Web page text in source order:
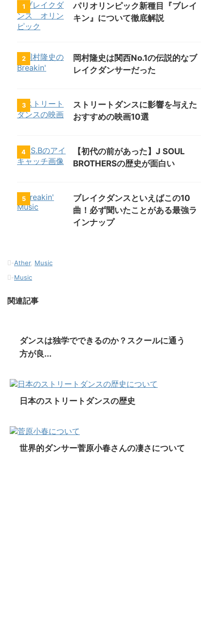
1
パリオリンピック新種目『ブレイ
キン』について徹底解説
2
岡村隆史は関西No.1の伝説的なブ
レイクダンサーだった
3
ストリートダンスに影響を与えた
おすすめの映画10選
4
【初代の前があった】J SOUL
BROTHERSの歴史が面白い
5
ブレイクダンスといえばこの10
曲！必ず聞いたことがある最強ラ
インナップ
-Ather, Music
-Music
関連記事
ダンスは独学でできるのか？スクールに通う
方が良...
日本のストリートダンスの歴史
世界的ダンサー菅原小春さんの凄さについて